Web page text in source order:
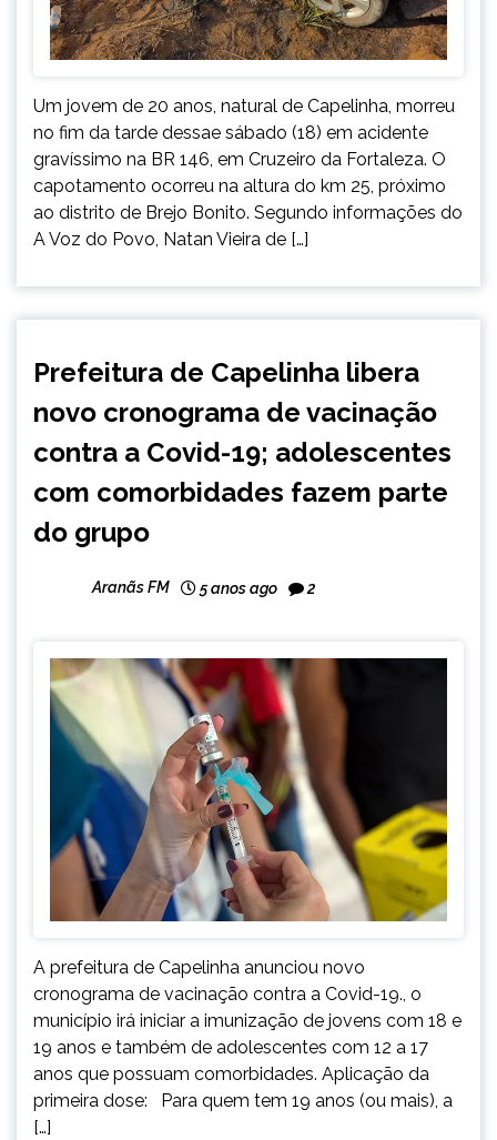
Um jovem de 20 anos, natural de Capelinha, morreu
no fim da tarde dessae sábado (18) em acidente
gravíssimo na BR 146, em Cruzeiro da Fortaleza. O
capotamento ocorreu na altura do km 25, próximo
ao distrito de Brejo Bonito. Segundo informações do
A Voz do Povo, Natan Vieira de […]
NOTÍCIAS
Prefeitura de Capelinha libera
novo cronograma de vacinação
contra a Covid-19; adolescentes
com comorbidades fazem parte
do grupo
Aranãs FM 5 anos ago 2
A prefeitura de Capelinha anunciou novo
cronograma de vacinação contra a Covid-19., o
município irá iniciar a imunização de jovens com 18 e
19 anos e também de adolescentes com 12 a 17
anos que possuam comorbidades. Aplicação da
primeira dose: Para quem tem 19 anos (ou mais), a
[…]